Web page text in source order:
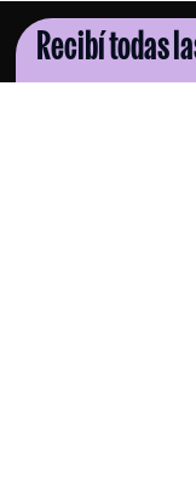
Recibí todas